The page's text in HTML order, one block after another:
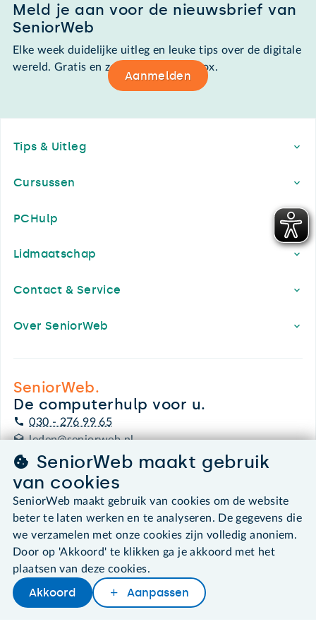
Meld je aan voor de nieuwsbrief van
SeniorWeb
Elke week duidelijke uitleg en leuke tips over de digitale
wereld. Gratis en zomaar in de mailbox.
Aanmelden
Tips & Uitleg
Cursussen
PCHulp
Lidmaatschap
Contact & Service
Over SeniorWeb
SeniorWeb.
De computerhulp voor u.
030 - 276 99 65
leden@seniorweb.nl
©2026 SeniorWeb
Algemene voorwaarden
Cookies en cookie-instellingen
Disclaimer
Privacybeleid
SeniorWeb maakt gebruik
van cookies
SeniorWeb maakt gebruik van cookies om de website
beter te laten werken en te analyseren. De gegevens die
we verzamelen met onze cookies zijn volledig anoniem.
Door op 'Akkoord' te klikken ga je akkoord met het
plaatsen van deze cookies.
Akkoord Aanpassen